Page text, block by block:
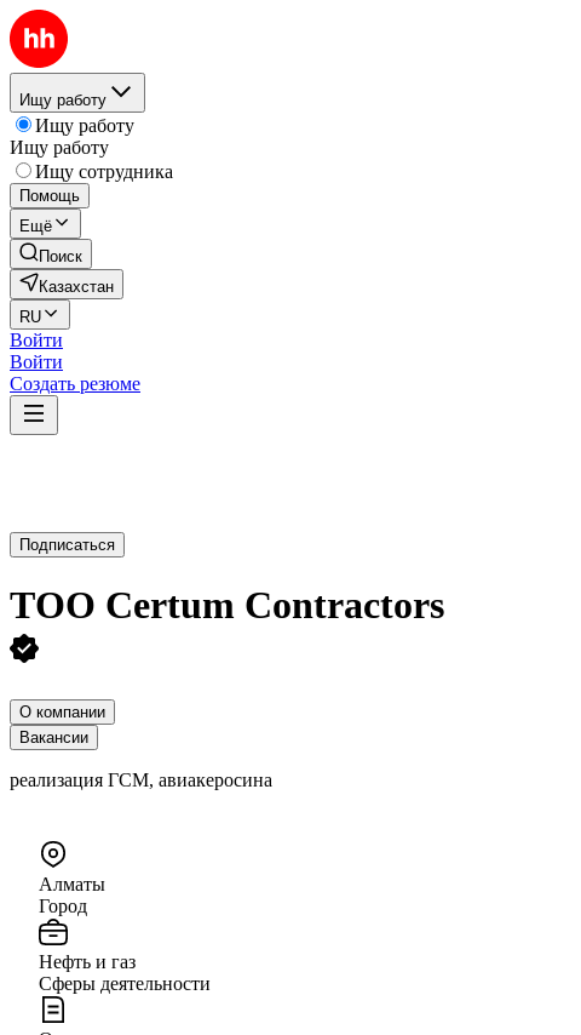
Ищу работу
Ищу работу
Ищу работу
Ищу сотрудника
Помощь
Ещё
Поиск
Казахстан
RU
Войти
Войти
Создать резюме
Подписаться
ТОО Certum Contractors
О компании
Вакансии
реализация ГСМ, авиакеросина
Алматы
Город
Нефть и газ
Сферы деятельности